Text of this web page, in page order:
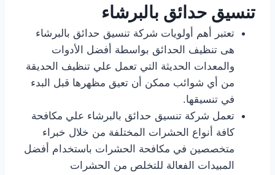
تنسيق حدائق بالبرشاء
تعتبر أهم أولويات شركة تنسيق حدائق بالبرشاء
هى تنظيف الحدائق بواسطة أفضل الأدوات
والمعدات الحديثة التي تعمل علي تنظيف الحديقة
من أي شوائب ممكن أن تعيق مظهرها قبل البدء
في تنسيقها.
تعمل شركة تنسيق حدائق بالبرشاء علي مكافحة
كافة أنواع الحشرات المختلفة من خلال خبراء
متخصصين في مكافحة الحشرات باستخدام أفضل
المبيدات الفعالة للتخلص من الحشرات